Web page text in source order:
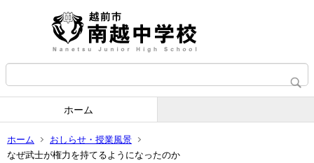
ホーム
ホーム
おしらせ・授業風景
なぜ武士が権力を持てるようになったのか